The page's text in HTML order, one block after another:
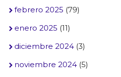
febrero 2025 (79)
enero 2025 (11)
diciembre 2024(3)
noviembre 2024(5)